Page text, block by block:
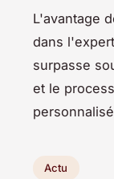
L'avantage
dans
surpasse
et le
Actu